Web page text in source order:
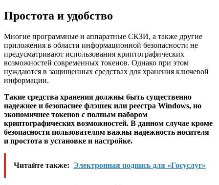
Простота и удобство
Многие программные и аппаратные СКЗИ, а также другие
приложения в области информационной безопасности не
предусматривают использования криптографических
возможностей современных токенов. Однако при этом
нуждаются в защищенных средствах для хранения ключевой
информации.
Такие средства хранения должны быть существенно
надежнее и безопаснее флэшек или реестра Windows, но
экономичнее токенов с полным набором
криптографических возможностей. В данном случае кроме
безопасности пользователям важны надежность носителя
и простота в установке и настройке.
Читайте также: Электронная подпись для «Госуслуг»